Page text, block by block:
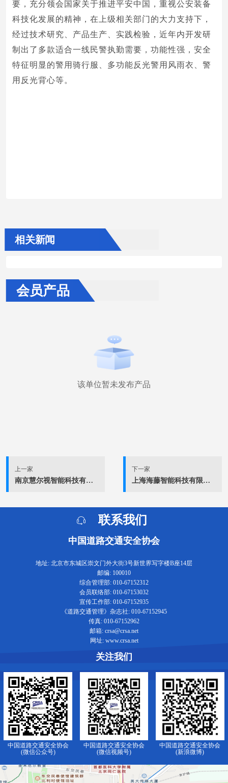
要，充分领会国家关于推进平安中国，重视公安装备
科技化发展的精神，在上级相关部门的大力支持下，
经过技术研究、产品生产、实践检验，近年内开发研
制出了多款适合一线民警执勤需要，功能性强，安全
特征明显的警用骑行服、多功能反光警用风雨衣、警
用反光背心等。
相关新闻
会员产品
该单位暂未发布产品
上一家
南京慧尔视智能科技有限公司
下一家
上海海藤智能科技有限公司
联系我们
中国道路交通安全协会
地址: 北京市东城区崇文门外大街3号新世界写字楼B座14层
邮编: 100010
综合管理部: 010-67152312
会员联络部: 010-67153032
宣传工作部: 010-67152935
《道路交通管理》杂志社: 010-67152945
传真: 010-67152962
邮箱: crsa@crsa.net
网址: www.crsa.net
关注我们
中国道路交通安全协会
(微信公众号)
中国道路交通安全协会
(微信视频号)
中国道路交通安全协会
(新浪微博)